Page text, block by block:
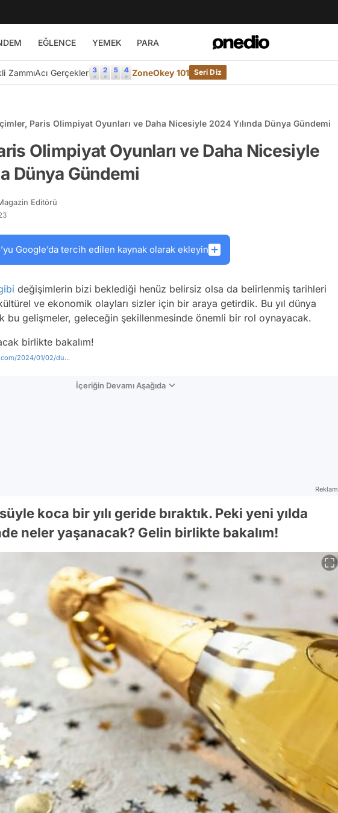
EĞLENCE YEMEK PARA
ZammıAcı Gerçekler ZoneOkey 101 Seri Diz
Paris Olimpiyat Oyunları ve Daha Nicesiyle 2024 Yılında Dünya Gündemi
Olimpiyat Oyunları ve Daha Nicesiyle
Dünya Gündemi
Editörü
Google’da tercih edilen kaynak olarak ekleyin
değişimlerin bizi beklediği henüz belirsiz olsa da belirlenmiş tarihleri
ve ekonomik olayları sizler için bir araya getirdik. Bu yıl dünya
bu gelişmeler, geleceğin şekillenmesinde önemli bir rol oynayacak.
birlikte bakalım!
2024/01/02/du...
İçeriğin Devamı Aşağıda
Reklam
koca bir yılı geride bıraktık. Peki yeni yılda
neler yaşanacak? Gelin birlikte bakalım!